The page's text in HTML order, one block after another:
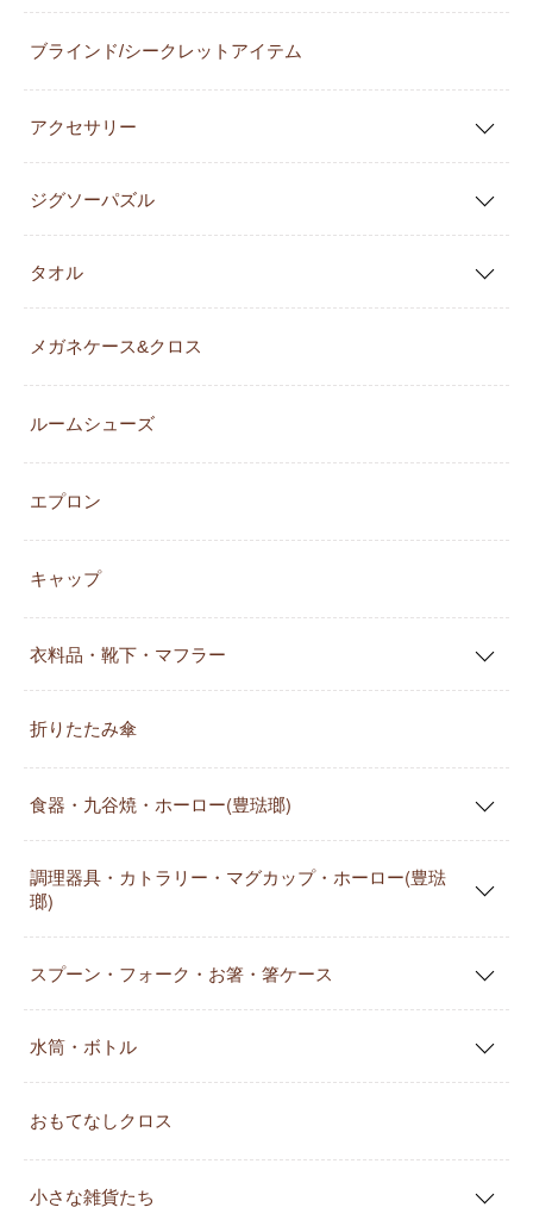
ブラインド/シークレットアイテム
アクセサリー
ジグソーパズル
タオル
メガネケース&クロス
ルームシューズ
エプロン
キャップ
衣料品・靴下・マフラー
折りたたみ傘
食器・九谷焼・ホーロー(豊琺瑯)
調理器具・カトラリー・マグカップ・ホーロー(豊琺
瑯)
スプーン・フォーク・お箸・箸ケース
水筒・ボトル
おもてなしクロス
小さな雑貨たち